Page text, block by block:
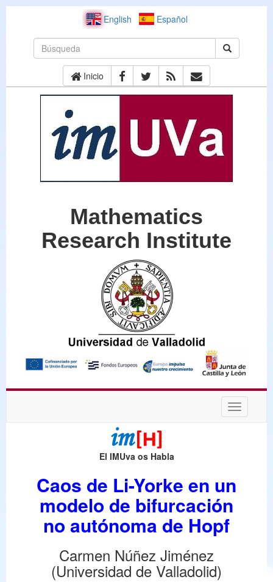
English Español
Inicio
Mathematics
Research Institute
Desplegar
El IMUva os Habla
Caos de Li-Yorke en un
modelo de bifurcación
no autónoma de Hopf
Carmen Núñez Jiménez
(Universidad de Valladolid)